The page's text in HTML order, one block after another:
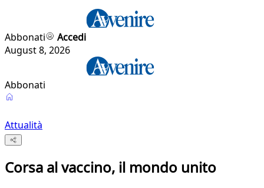
Abbonati
Accedi
August 8, 2026
Abbonati
Attualità
Corsa al vaccino, il mondo unito